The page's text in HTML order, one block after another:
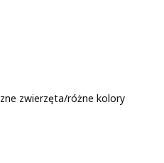
zwierzęta/różne kolory
liczba recenzji: